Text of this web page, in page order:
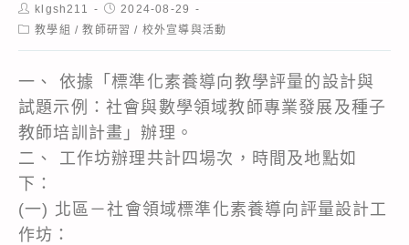
Post
author:
klgsh211
Post
published:
2024-08-29
Post教學組 / 教師研習 / 校外宣導與活動
一、 依據「標準化素養導向教學評量的設計與
試題示例：社會與數學領域教師專業發展及種子
教師培訓計畫」辦理。
二、 工作坊辦理共計四場次，時間及地點如
下：
(一) 北區－社會領域標準化素養導向評量設計工
作坊：